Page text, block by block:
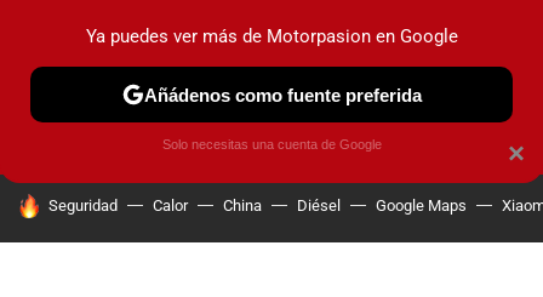
PRUEBAS COCHES ELÉCTRICOS OBSERVATORIO
HOY SE HABLA DE
Seguridad Calor China Diésel Google Maps
×
Ya puedes ver más de Motorpasion en Google
Añádenos como fuente preferida
Solo necesitas una cuenta de Google